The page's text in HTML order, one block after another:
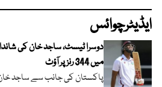
ایڈیٹرچوائس
دوسرا ٹیسٹ، ساجد خان کی
میں 344 رنز پر آؤٹ